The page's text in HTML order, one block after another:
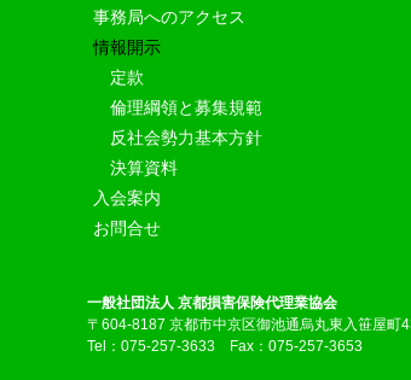
事務局へのアクセス
情報開示
定款
倫理綱領と募集規範
反社会勢力基本方針
決算資料
入会案内
お問合せ
一般社団法人 京都損害保険代理業協会
〒604-8187 京都市中京区御池通烏丸東入笹屋
Tel：075-257-3633 Fax：075-257-3653